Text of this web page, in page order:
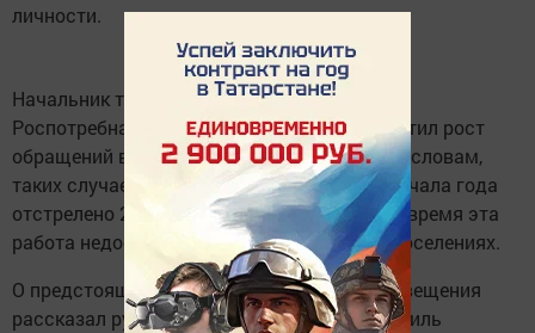
личности.
Начальник территориального отдела
Роспотребнадзора Рашит Хабибуллин отметил рост
обращений в связи с укусами собак. По его словам,
таких случаев зафиксировано уже 176. С начала года
отстрелено 286 бродячих собак. Но в то же время эта
работа недостаточно ведётся в сельских поселениях.
О предстоящей модернизации уличного освещения
рассказал руководитель горисполкома Гамиль